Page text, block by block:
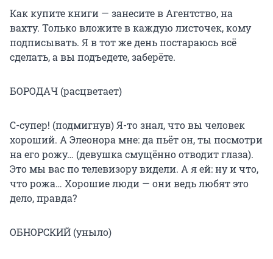
Как купите книги — занесите в Агентство, на
вахту. Только вложите в каждую листочек, кому
подписывать. Я в тот же день постараюсь всё
сделать, а вы подъедете, заберёте.
БОРОДАЧ (расцветает)
С-супер! (подмигнув) Я-то знал, что вы человек
хороший. А Элеонора мне: да пьёт он, ты посмотри
на его рожу… (девушка смущённо отводит глаза).
Это мы вас по телевизору видели. А я ей: ну и что,
что рожа… Хорошие люди — они ведь любят это
дело, правда?
ОБНОРСКИЙ (уныло)